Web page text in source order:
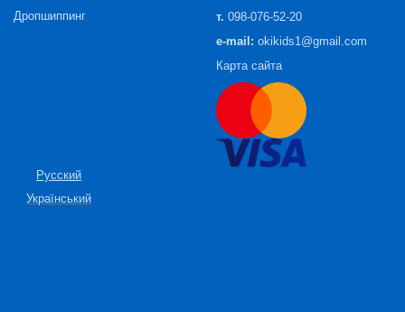
Дропшиппинг
т. 098-076-52-20
e-mail: okikids1@gmail.com
Карта сайта
Русский
Український